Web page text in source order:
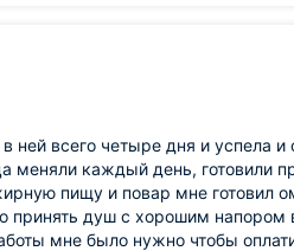
ней всего четыре дня и успела и
меняли каждый день, готовили
пищу и повар мне готовил
принять душ с хорошим напором
мне было нужно чтобы